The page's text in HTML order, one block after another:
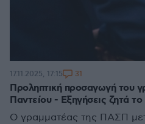
Προληπτική προσαγωγή του
Παντείου - Εξηγήσεις ζητά
Ο γραμματέας της ΠΑΣΠ
17.11.2025, 17:15 31